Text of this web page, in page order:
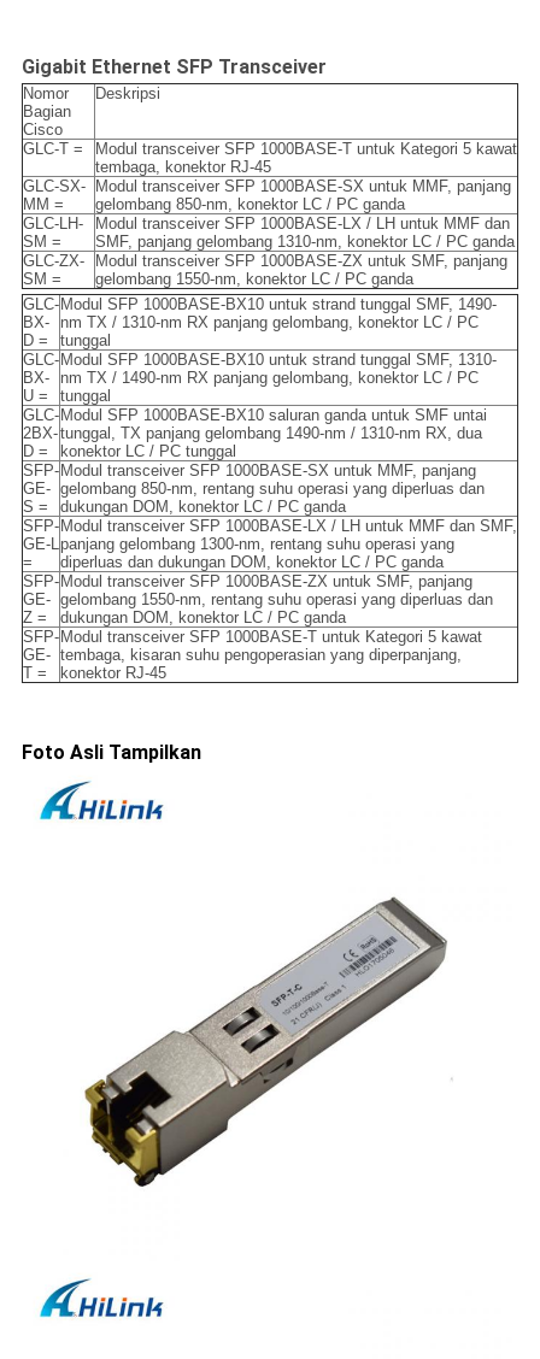
Gigabit Ethernet SFP Transceiver
Nomor
Bagian
Cisco
Deskripsi
GLC-T =
Modul transceiver SFP 1000BASE-T untuk Kategori 5 kawat
tembaga, konektor RJ-45
GLC-SX-
MM =
Modul transceiver SFP 1000BASE-SX untuk MMF, panjang
gelombang 850-nm, konektor LC / PC ganda
GLC-LH-
SM =
Modul transceiver SFP 1000BASE-LX / LH untuk MMF dan
SMF, panjang gelombang 1310-nm, konektor LC / PC ganda
GLC-ZX-
SM =
Modul transceiver SFP 1000BASE-ZX untuk SMF, panjang
gelombang 1550-nm, konektor LC / PC ganda
GLC-
BX-
D =
Modul SFP 1000BASE-BX10 untuk strand tunggal SMF, 1490-
nm TX / 1310-nm RX panjang gelombang, konektor LC / PC
tunggal
GLC-
BX-
U =
Modul SFP 1000BASE-BX10 untuk strand tunggal SMF, 1310-
nm TX / 1490-nm RX panjang gelombang, konektor LC / PC
tunggal
GLC-
2BX-
D =
Modul SFP 1000BASE-BX10 saluran ganda untuk SMF untai
tunggal, TX panjang gelombang 1490-nm / 1310-nm RX, dua
konektor LC / PC tunggal
SFP-
GE-
S =
Modul transceiver SFP 1000BASE-SX untuk MMF, panjang
gelombang 850-nm, rentang suhu operasi yang diperluas dan
dukungan DOM, konektor LC / PC ganda
SFP-
GE-L
=
Modul transceiver SFP 1000BASE-LX / LH untuk MMF dan SMF,
panjang gelombang 1300-nm, rentang suhu operasi yang
diperluas dan dukungan DOM, konektor LC / PC ganda
SFP-
GE-
Z =
Modul transceiver SFP 1000BASE-ZX untuk SMF, panjang
gelombang 1550-nm, rentang suhu operasi yang diperluas dan
dukungan DOM, konektor LC / PC ganda
SFP-
GE-
T =
Modul transceiver SFP 1000BASE-T untuk Kategori 5 kawat
tembaga, kisaran suhu pengoperasian yang diperpanjang,
konektor RJ-45
Foto Asli Tampilkan